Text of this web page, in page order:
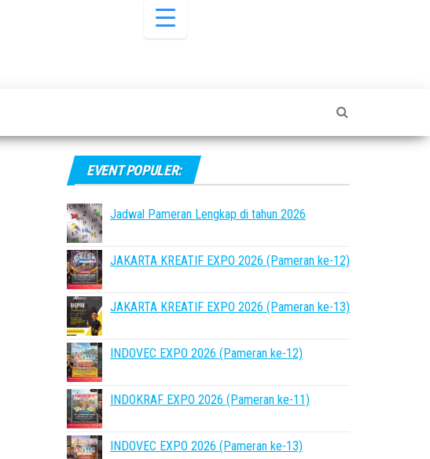
EVENT POPULER:
Jadwal Pameran Lengkap di tahun 2026
JAKARTA KREATIF EXPO 2026 (Pameran ke-12)
JAKARTA KREATIF EXPO 2026 (Pameran ke-13)
INDOVEC EXPO 2026 (Pameran ke-12)
INDOKRAF EXPO 2026 (Pameran ke-11)
INDOVEC EXPO 2026 (Pameran ke-13)